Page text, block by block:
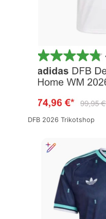
DFB 2026 Trikotshop